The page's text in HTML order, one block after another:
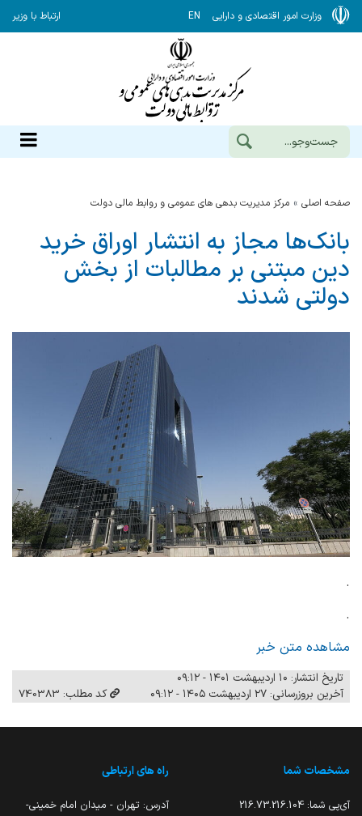
وزارت امور اقتصادی و دارایی EN ارتباط با وزیر
صفحه اصلی مرکز مدیریت بدهی های عمومی و روابط مالی دولت
بانک‌ها مجاز به انتشار اوراق خرید
دین مبتنی بر مطالبات از بخش
دولتی شدند
.
.
مشاهده متن خبر
تاریخ انتشار: ۱۰ اردیبهشت ۱۴۰۱ - ۰۹:۱۲
آخرین بروزرسانی: ۲۷ اردیبهشت ۱۴۰۵ - ۰۹:۱۲
کد مطلب: 740383
مشخصات شما
آی‌پی شما: 216.73.216.104
راه های ارتباطی
آدرس: تهران - میدان امام خمینی-